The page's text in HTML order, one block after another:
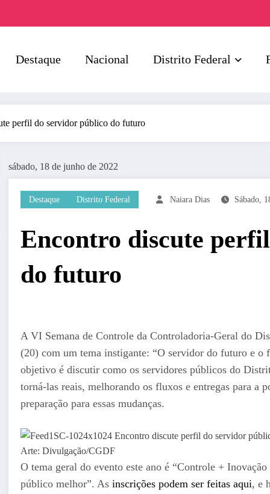
Destaque Nacional Distrito Federal
perfil do servidor público do futuro
sábado, 18 de junho de 2022
Destaque Distrito Federal Naiara Dias Sábado,
Encontro discute
do futuro
A VI Semana de Controle da Controladoria-Geral do
(20) com um tema instigante: “O servidor do futuro e
objetivo é discutir como os servidores públicos do
torná-las reais, melhorando os fluxos e entregas para a
preparação para essas mudanças.
Arte: Divulgação/CGDF
O tema geral do evento este ano é “Controle +
público melhor”. Asinscrições podem ser feitas aqui, e